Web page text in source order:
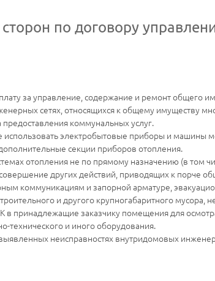
по договору
за управление, содержание и ремонт общего
сетях, относящихся к общему имуществу
коммунальных услуг.
использовать электробытовые приборы и
секции приборов отопления.
отопления не по прямому назначению (в том
других действий, приводящих к порче
коммуникациям и запорной арматуре,
и другого крупногабаритного мусора,
в принадлежащие заказчику помещения для
технического и иного оборудования.
неисправностях внутридомовых